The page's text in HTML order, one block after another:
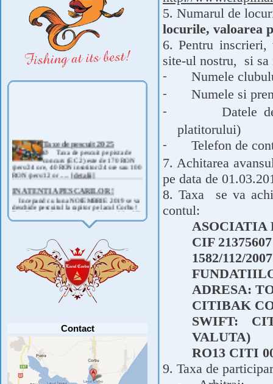
Ø Taxa de pescuit pe pista de
concurs (EC 2) este de 170 RON
/pers/24 ore, 40 RON insotitor/24 ore sau 100
RON /pers/12 or .....[detalii]
Incepand cu luna NOIEMBRIE 2019 se va
deschide pescuitul la rapitor pe lacul Corbu !
Detalii si regulament, in curand ! .....[detalii]
ANUNT IMPORTANT
COVID 19- DIN MOTIVE DE SIGURANTA ,
CAT SI A REGLEMENTARILOR LEGALE ,
PRECUM SI RETRAGEREA UNOR
PARTICIPANTI .....[detalii]
Anunt important
Va anuntam ca editia 30 a concursului de
pescuit CUPA RIG la CRAP din perioada 2-5
septembrie 2021 se reprogrameaza pentru luna
Contact
5. Numarul de
locurile, valoarea
6. Pentru
site-ul nostru, si
- Numele
- Numele si
-
Datele
platitorului)
-
Telefon de
7. Achitarea
pe data de
8. Taxa
se va
contul:
ASOCIATIA
CIF 21375607
1582/
ADRESA:
CITIBAK
SWIFT:
VALUTA)
RO13 CITI
9. Taxa de